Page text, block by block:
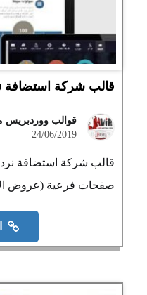
قالب شركة استضافة
قوالب ووردبريس
24/06/2019
صفحات فرعية (عروض